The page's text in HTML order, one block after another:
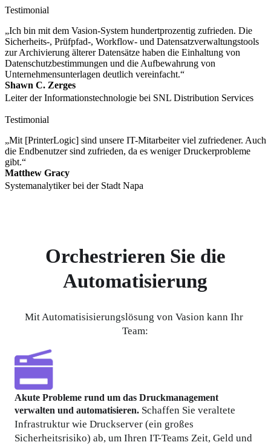
Testimonial
„Ich bin mit dem Vasion-System hundertprozentig zufrieden. Die
Sicherheits-, Prüfpfad-, Workflow- und Datensatzverwaltungstools
zur Archivierung älterer Datensätze haben die Einhaltung von
Datenschutzbestimmungen und die Aufbewahrung von
Unternehmensunterlagen deutlich vereinfacht.“
Shawn C. Zerges
Leiter der Informationstechnologie bei SNL Distribution Services
Testimonial
„Mit [PrinterLogic] sind unsere IT-Mitarbeiter viel zufriedener. Auch
die Endbenutzer sind zufrieden, da es weniger Druckerprobleme
gibt.“
Matthew Gracy
Systemanalytiker bei der Stadt Napa
Orchestrieren Sie die
Automatisierung
Mit Automatisisierungslösung von Vasion kann Ihr
Team:
Akute Probleme rund um das Druckmanagement
verwalten und automatisieren. Schaffen Sie veraltete
Infrastruktur wie Druckserver (ein großes
Sicherheitsrisiko) ab, um Ihren IT-Teams Zeit, Geld und